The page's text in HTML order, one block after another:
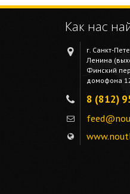
Как нас
г. Санкт-
Ленина
Финский
домофона
8 (812)